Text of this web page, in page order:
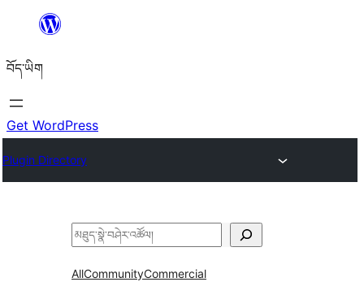
content
བོད་ཡིག
Get WordPress
Plugin Directory
བཤེར་
AllCommunityCommercial